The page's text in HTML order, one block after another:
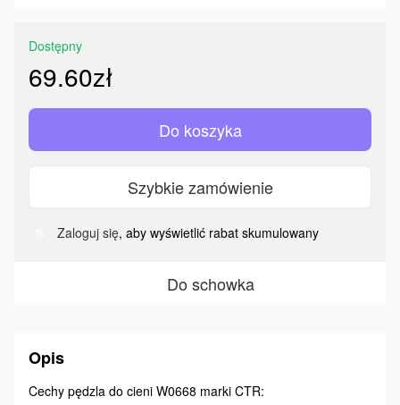
Dostępny
69.60zł
Do koszyka
Szybkie zamówienie
Zaloguj się, aby wyświetlić rabat skumulowany
Do schowka
Opis
Cechy pędzla do cieni W0668 marki CTR: